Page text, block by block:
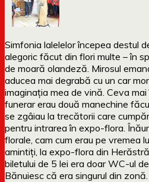
Simfonia lalelelor începea destul
alegoric făcut din flori multe – în
de moară olandeză. Mirosul
aducea mai degrabă cu un car
imaginația mea de vină. Ceva
funerar erau două manechine
se zgâiau la trecătorii care
pentru intrarea în expo-flora.
florale, cam cum erau pe vremea
amintiți, la expo-flora din
biletului de 5 lei era doar WC-ul
Bănuiesc că era singurul din zonă.